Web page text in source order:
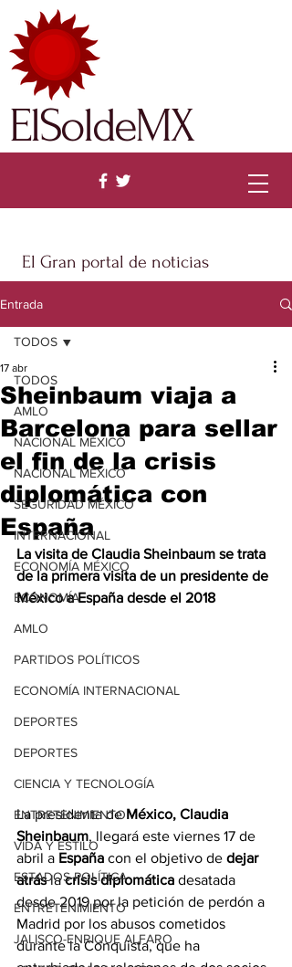
El Gran portal de noticias
ElSoldeMX
Entrada
TODOS
AMLO
NACIONAL MÉXICO
NACIONAL MÉXICO
SEGURIDAD MÉXICO
INTERNACIONAL
ECONOMÍA MÉXICO
ECONOMÍA
AMLO
PARTIDOS POLÍTICOS
ECONOMÍA INTERNACIONAL
DEPORTES
DEPORTES
CIENCIA Y TECNOLOGÍA
ENTRETENIMIENTO
VIDA Y ESTILO
ESTADOS-POLÍTICA
ENTRETENIMIENTO
JALISCO-ENRIQUE ALFARO
TODOS
Sheinbaum viaja a
Barcelona para sellar
el fin de la crisis
diplomática con
España
17 abr
La visita de Claudia Sheinbaum se trata
de la primera visita de un presidente de
México a España desde el 2018
La presidenta de México, Claudia
Sheinbaum, llegará este viernes 17 de
abril a España con el objetivo de dejar
atrás la crisis diplomática desatada
desde 2019 por la petición de perdón a
Madrid por los abusos cometidos
durante la Conquista, que ha